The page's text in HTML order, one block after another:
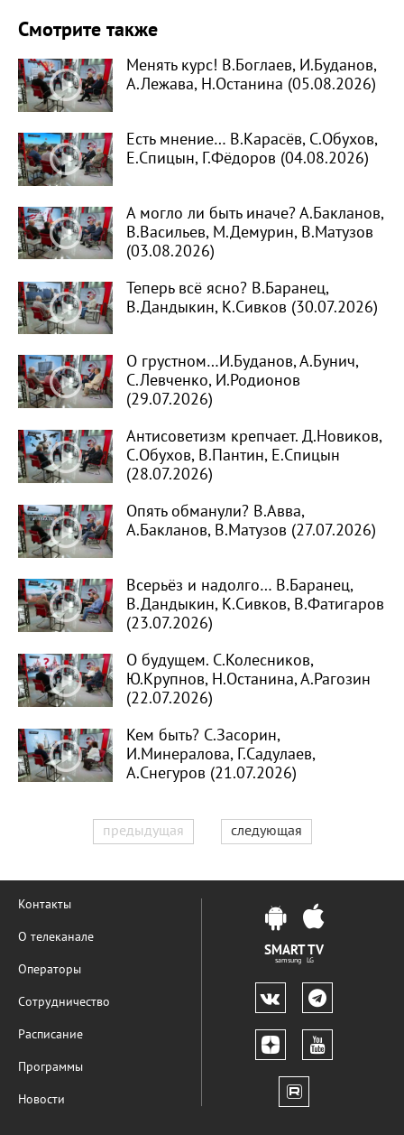
Смотрите также
Менять курс! В.Боглаев, И.Буданов,
А.Лежава, Н.Останина (05.08.2026)
Есть мнение… В.Карасёв, С.Обухов,
Е.Спицын, Г.Фёдоров (04.08.2026)
А могло ли быть иначе? А.Бакланов,
В.Васильев, М.Демурин, В.Матузов
(03.08.2026)
Теперь всё ясно? В.Баранец,
В.Дандыкин, К.Сивков (30.07.2026)
О грустном…И.Буданов, А.Бунич,
С.Левченко, И.Родионов
(29.07.2026)
Антисоветизм крепчает. Д.Новиков,
С.Обухов, В.Пантин, Е.Спицын
(28.07.2026)
Опять обманули? В.Авва,
А.Бакланов, В.Матузов (27.07.2026)
Всерьёз и надолго… В.Баранец,
В.Дандыкин, К.Сивков, В.Фатигаров
(23.07.2026)
О будущем. С.Колесников,
Ю.Крупнов, Н.Останина, А.Рагозин
(22.07.2026)
Кем быть? С.Засорин,
И.Минералова, Г.Садулаев,
А.Снегуров (21.07.2026)
предыдущая следующая
Контакты
О телеканале
Операторы
Сотрудничество
Расписание
Программы
Новости
SMART TV
samsung LG